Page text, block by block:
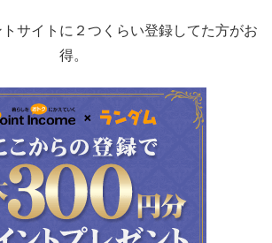
サイトに２つくらい登録してた方がお
得。